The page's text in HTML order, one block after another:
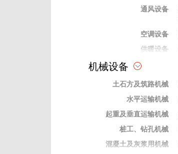
通风设备
空调设备
供暖设备
热水、采暖锅炉设备
水暖及通风空调材料
机械设备
土石方及筑路机械
水平运输机械
起重及垂直运输机械
桩工、钻孔机械
混凝土及灰浆用机械